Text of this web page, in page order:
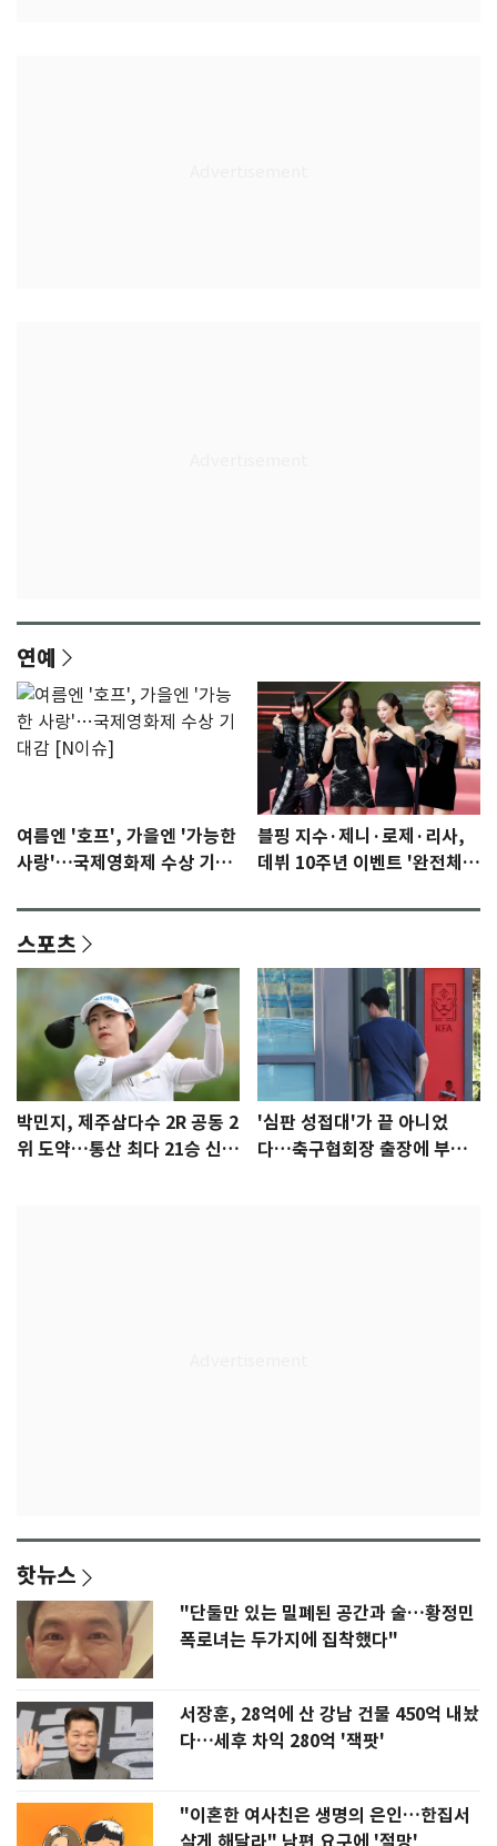
연예
여름엔 '호프', 가을엔 '가능한
사랑'…국제영화제 수상 기대
블핑 지수·제니·로제·리사,
데뷔 10주년 이벤트 '완전체'
스포츠
박민지, 제주삼다수 2R 공동 2
위 도약…통산 최다 21승 신기
'심판 성접대'가 끝 아니었
다…축구협회장 출장에 부인
핫뉴스
"단둘만 있는 밀폐된 공간과 술…황정민
폭로녀는 두가지에 집착했다"
서장훈, 28억에 산 강남 건물 450억 내놨
다…세후 차익 280억 '잭팟'
"이혼한 여사친은 생명의 은인…한집서